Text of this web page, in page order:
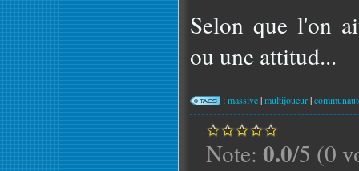
Selon que l'on
ou une attitud...
:massive|multijoueur|
Note: 0.0/5 (0